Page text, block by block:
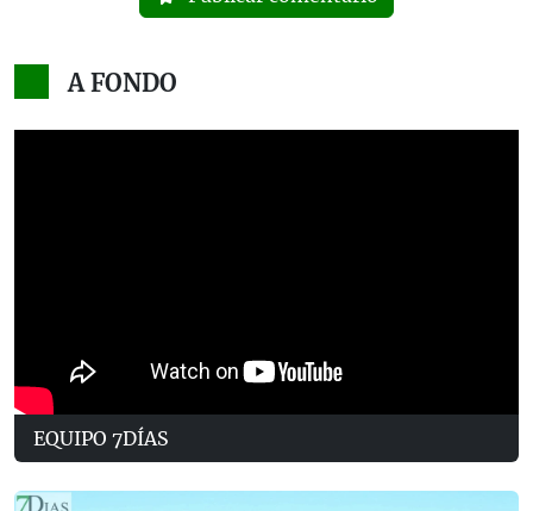
A FONDO
EQUIPO 7DÍAS